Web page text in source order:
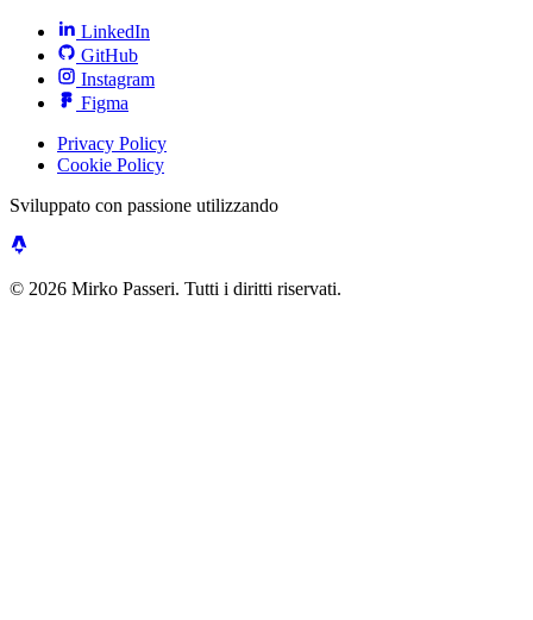
LinkedIn
GitHub
Instagram
Figma
Privacy Policy
Cookie Policy
Sviluppato con passione utilizzando
© 2026 Mirko Passeri. Tutti i diritti riservati.